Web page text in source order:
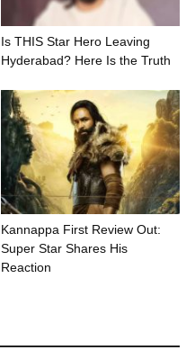
Is THIS Star Hero Leaving
Hyderabad? Here Is the Truth
Kannappa First Review Out:
Super Star Shares His
Reaction